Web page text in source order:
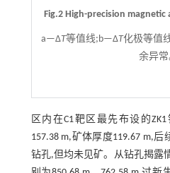
Fig.2 High-precision
a—ΔT等值线;b—ΔT化极等值
余异常
区内在C1靶区最先布设的
157.38 m,矿体厚度119.67 m,后
钻孔,但均未见矿。从钻孔揭露